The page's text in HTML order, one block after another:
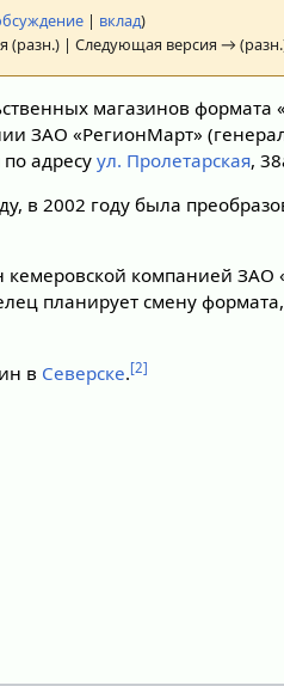
| вклад)
(разн.) | Следующая версия →
магазинов формата
ЗАО «РегионМарт»
адресуул. Пролетарская,
в 2002 году была
кемеровской компанией
планирует смену
в Северске.[2]